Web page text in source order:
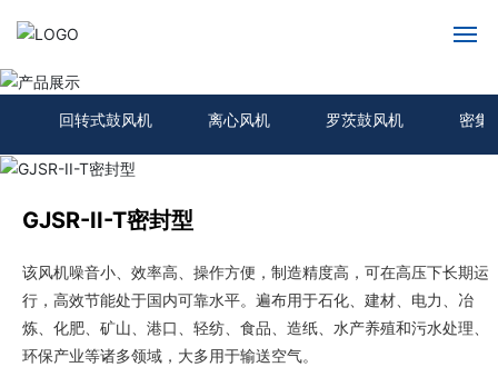
网站首页
关于我们
产品展示
新闻动态
服务支持
回转式鼓风机 离心风机 罗茨鼓风机 密集
GJSR-II-T密封型
该风机噪音小、效率高、操作方便，制造精度高，可在高压下长期运
行，高效节能处于国内可靠水平。遍布用于石化、建材、电力、冶
炼、化肥、矿山、港口、轻纺、食品、造纸、水产养殖和污水处理、
环保产业等诸多领域，大多用于输送空气。